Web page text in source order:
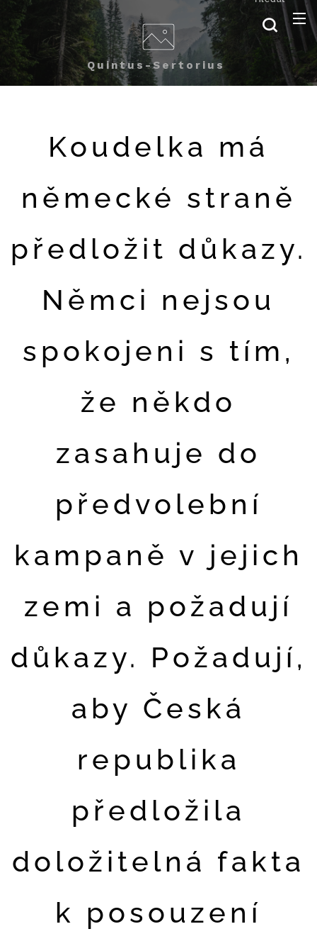
Quintus-Sertorius
Koudelka má
německé straně
předložit důkazy.
Němci nejsou
spokojeni s tím,
že někdo
zasahuje do
předvolební
kampaně v jejich
zemi a požadují
důkazy. Požadují,
aby Česká
republika
předložila
doložitelná fakta
k posouzení